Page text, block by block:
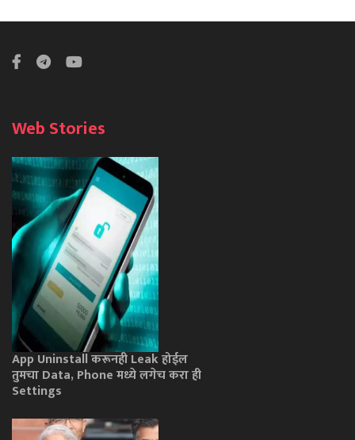
Web Stories
App Uninstall करूनही Leak होईल
तुमचा Data, Phone मध्ये लगेच करा ही
Settings